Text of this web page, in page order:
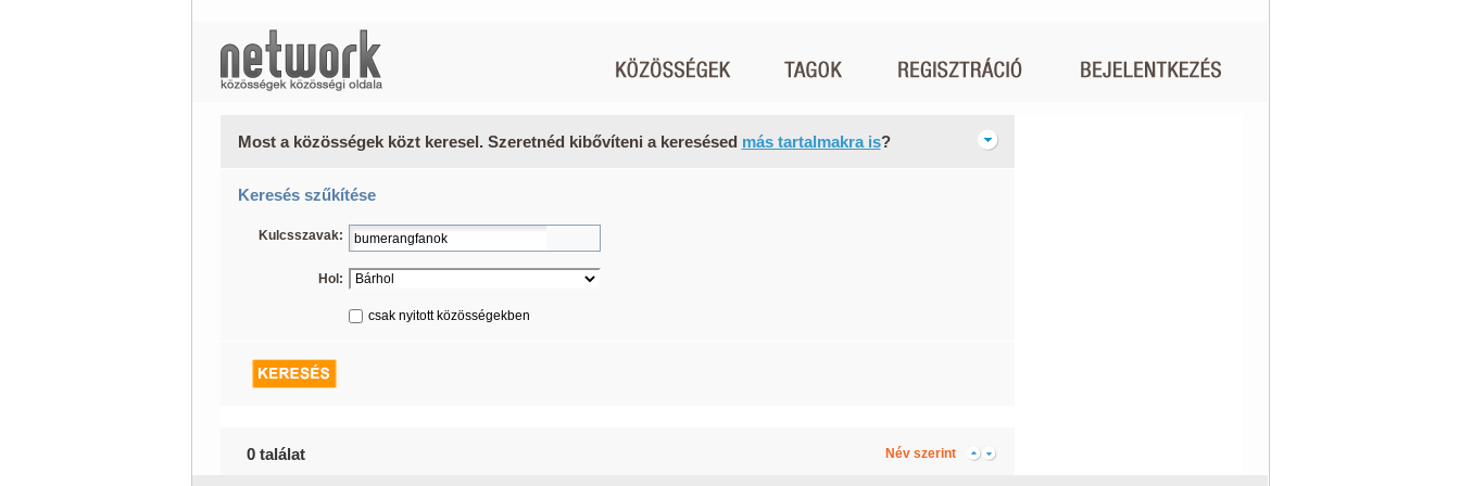
Most a közösségek közt keresel. Szeretnéd kibővíteni a keresésed más tartalmakra is?
Keresés szűkítése
Kulcsszavak:
Hol:
csak nyitott közösségekben
0 találat Név szerint